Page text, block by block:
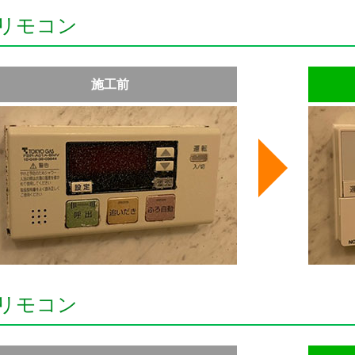
モコン
施工前
モコン